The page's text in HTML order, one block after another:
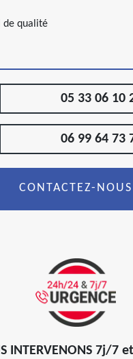
de qualité
05 33 06 10
06 99 64 73
CONTACTEZ-NOUS
INTERVENONS 7j/7